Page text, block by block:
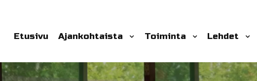
Etusivu Ajankohtaista Toiminta Lehdet